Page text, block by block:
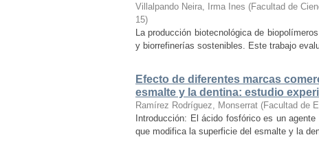
Villalpando Neira, Irma Ines (Facultad de
15)
La producción biotecnológica de
y biorrefinerías sostenibles. Este trabajo
Efecto de diferentes marcas
esmalte y la dentina: estudio
Ramírez Rodríguez, Monserrat (Facultad de
Introducción: El ácido fosfórico es un
que modifica la superficie del esmalte y la